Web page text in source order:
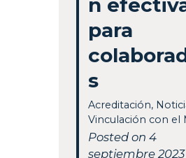
n
para
s
Acreditación,
Vinculación con el
Posted on 4
septiembre 2023